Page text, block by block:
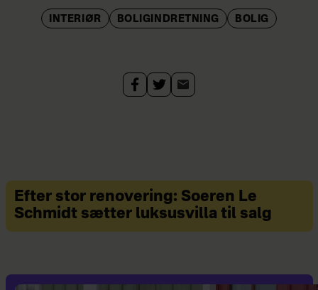
INTERIØR BOLIGINDRETNING BOLIG
Efter stor renovering: Soeren Le
Schmidt sætter luksusvilla til salg